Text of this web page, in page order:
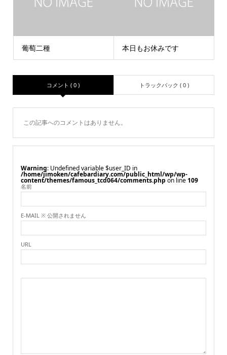
葡萄二種 本日もお休みです
コメント ( 0 ) トラックバック ( 0 )
この記事へのコメントはありません。
Warning : Undefined variable $user_ID in
/home/jimoken/cafebardiary.com/public_html/wp/wp-
content/themes/famous_tcd064/comments.php on line109
名前
E-MAIL ※ 公開されません
URL